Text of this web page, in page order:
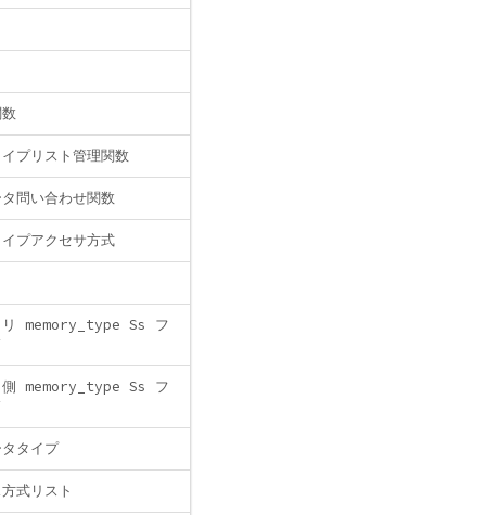
プリスト管理関数
問い合わせ関数
プアクセサ方式
リ memory_type Ss フ
側 memory_type Ss フ
タイプ
式リスト